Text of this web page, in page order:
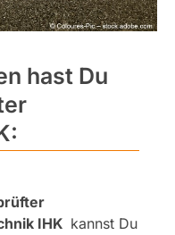
hast Du
IHK kannst Du